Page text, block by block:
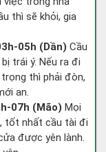
thì sẽ khỏi, gia
05h (Dần) Cầu
trái ý. Nếu ra đi
thì phải đòn,
an.
07h (Mão) Mọi
tốt nhất cầu tài đi
được yên lành.